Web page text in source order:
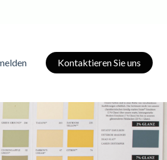
Kontaktieren Sie uns